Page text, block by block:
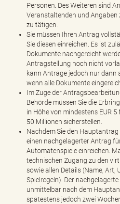
Personen. Des Weiteren sind
Veranstaltenden und
zu tätigen.
Sie müssen Ihren Antrag
Sie diesen einreichen. Es ist
Dokumente nachgereicht
Antragstellung noch nicht
kann Anträge jedoch nur dann
wenn alle Dokumente
Im Zuge der
Behörde müssen Sie die
in Höhe von mindestens EUR
50 Millionen sicherstellen.
Nachdem Sie den
einen nachgelagerter Antrag
Automatenspiele einreichen.
technischen Zugang zu den
sowie allen Details (Name, Art,
Spielregeln). Der
unmittelbar nach dem
spätestens jedoch zwei